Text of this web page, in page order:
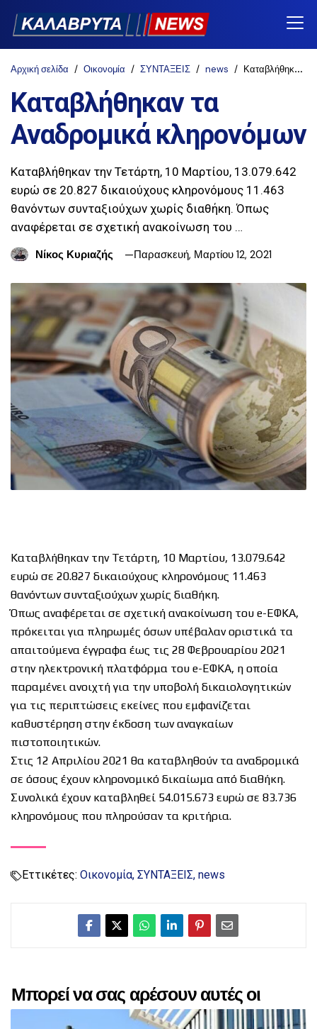
Αρχική σελίδα Οικονομία ΣΥΝΤΑΞΕΙΣ news Καταβλήθηκαν τα Αναδρομικά κληρονόμων
Καταβλήθηκαν τα
Αναδρομικά κληρονόμων
Καταβλήθηκαν την Τετάρτη, 10 Μαρτίου, 13.079.642
ευρώ σε 20.827 δικαιούχους κληρονόμους 11.463
θανόντων συνταξιούχων χωρίς διαθήκη. Όπως
αναφέρεται σε σχετική ανακοίνωση του …
Νίκος Κυριαζής
Παρασκευή, Μαρτίου 12, 2021
Καταβλήθηκαν την Τετάρτη, 10 Μαρτίου, 13.079.642
ευρώ σε 20.827 δικαιούχους κληρονόμους 11.463
θανόντων συνταξιούχων χωρίς διαθήκη.
Όπως αναφέρεται σε σχετική ανακοίνωση του e-ΕΦΚΑ,
πρόκειται για πληρωμές όσων υπέβαλαν οριστικά τα
απαιτούμενα έγγραφα έως τις 28 Φεβρουαρίου 2021
στην ηλεκτρονική πλατφόρμα του e-ΕΦΚΑ, η οποία
παραμένει ανοιχτή για την υποβολή δικαιολογητικών
για τις περιπτώσεις εκείνες που εμφανίζεται
καθυστέρηση στην έκδοση των αναγκαίων
πιστοποιητικών.
Στις 12 Απριλίου 2021 θα καταβληθούν τα αναδρομικά
σε όσους έχουν κληρονομικό δικαίωμα από διαθήκη.
Συνολικά έχουν καταβληθεί 54.015.673 ευρώ σε 83.736
κληρονόμους που πληρούσαν τα κριτήρια.
Εττικέτες: Οικονομία ΣΥΝΤΑΞΕΙΣ news
Μπορεί να σας αρέσουν αυτές οι
αναρτήσεις